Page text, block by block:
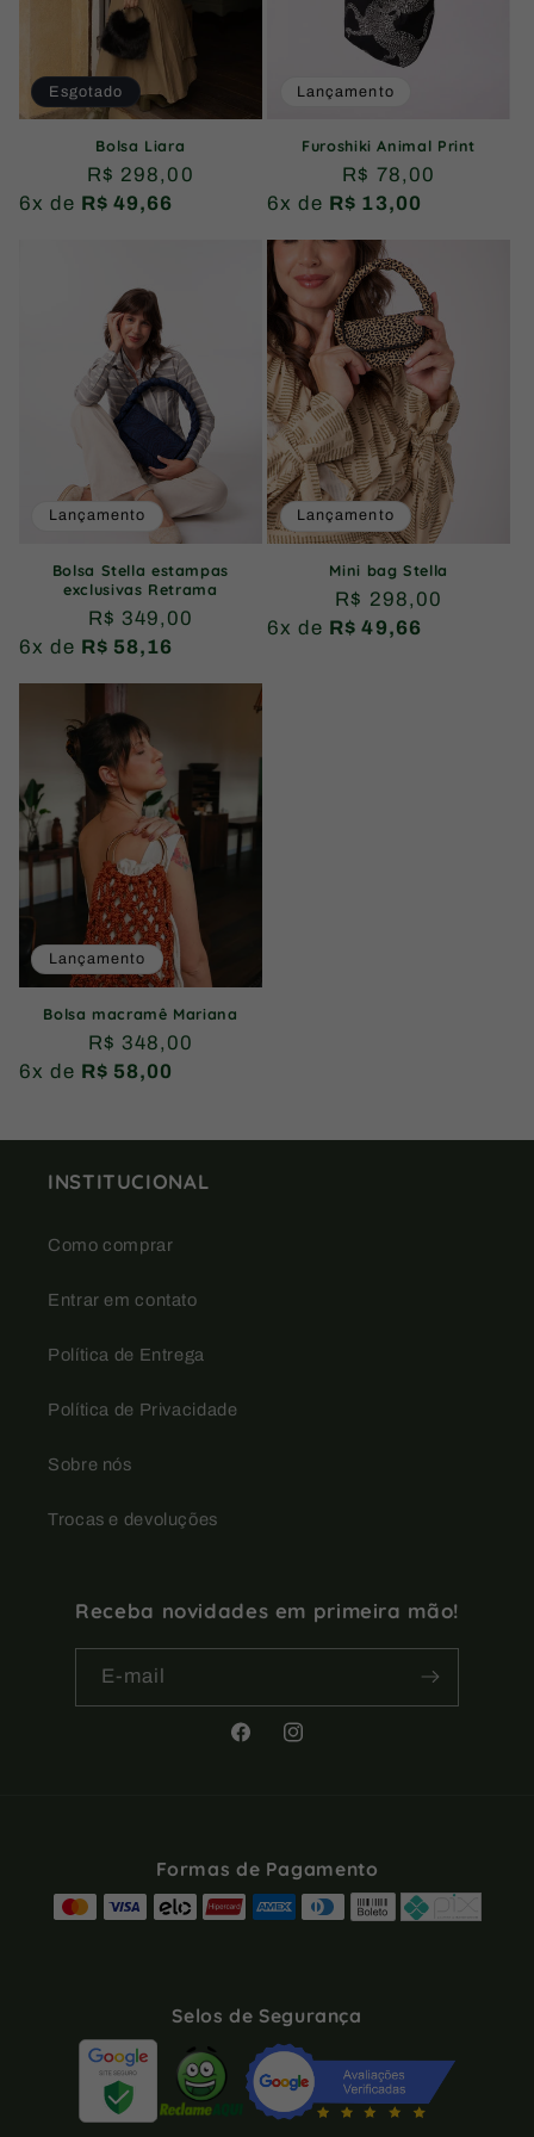
Esgotado
Bolsa Liara
Preço
normal
R$ 298,00
6x de R$ 49,66
Lançamento
Furoshiki Animal Print
Preço
normal
R$ 78,00
6x de R$ 13,00
Lançamento
Bolsa Stella estampas
exclusivas Retrama
Preço
normal
R$ 349,00
6x de R$ 58,16
Lançamento
Mini bag Stella
Preço
normal
R$ 298,00
6x de R$ 49,66
Lançamento
Bolsa macramê Mariana
Preço
normal
R$ 348,00
6x de R$ 58,00
INSTITUCIONAL
Como comprar
Entrar em contato
Política de Entrega
Política de Privacidade
Sobre nós
Trocas e devoluções
Receba novidades em primeira mão!
E-mail
FacebookInstagram
Formas de Pagamento
Selos de Segurança